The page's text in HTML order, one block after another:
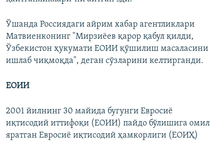
Ўшанда Россиядаги айрим хабар агентликлари
Матвиенконинг "Мирзиёев қарор қабул қилди,
Ўзбекистон ҳукумати ЕОИИ қўшилиш масаласини
ишлаб чиқмоқда", деган сўзларини келтирганди.
ЕОИИ
2001 йилнинг 30 майида бугунги Евросиё
иқтисодий иттифоқи (ЕОИИ) пайдо бўлишига омил
яратган Евросиё иқтисодий ҳамкорлиги (ЕОИҲ)